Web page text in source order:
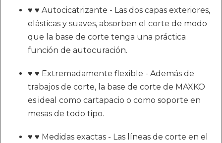
♥ ♥ Autocicatrizante - Las dos capas exteriores,
elásticas y suaves, absorben el corte de modo
que la base de corte tenga una práctica
función de autocuración.
♥ ♥ Extremadamente flexible - Además de
trabajos de corte, la base de corte de MAXKO
es ideal como cartapacio o como soporte en
mesas de todo tipo.
♥ ♥ Medidas exactas - Las líneas de corte en el